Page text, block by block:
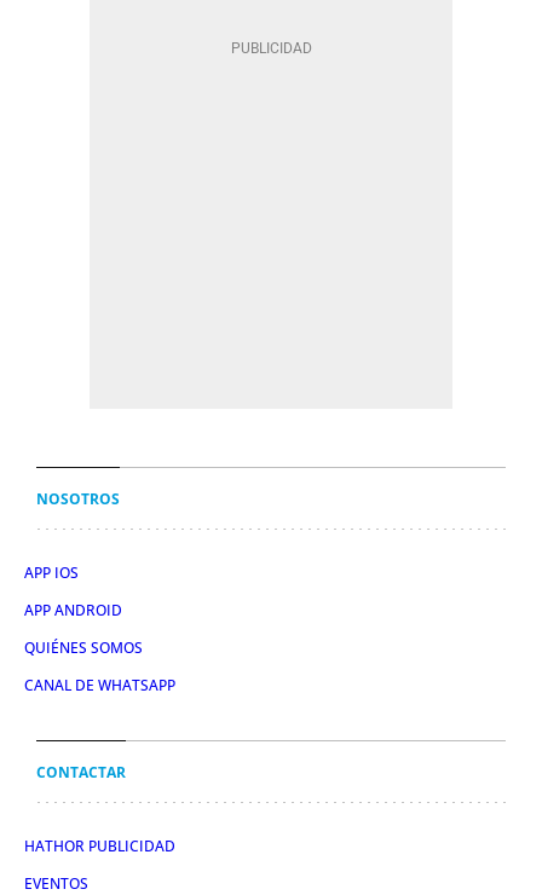
NOSOTROS
APP IOS
APP ANDROID
QUIÉNES SOMOS
CANAL DE WHATSAPP
CONTACTAR
HATHOR PUBLICIDAD
EVENTOS